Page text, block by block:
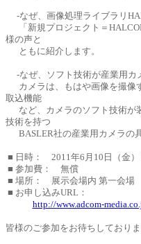
-なぜ、画像処理ライブラリ
「新規プロジェクト＝
様の声と
ともに紹介します。
-なぜ、ソフト技術が産業用カ
カメラは、もはや画像を撮像
取込機能
など、カメラのソフト技術が
技術を持つ
BASLER社の産業用カメラの
■ 日時： 2011年6月10日（金）
■ 参加費： 無償
■ 場所： 展示会場内 第一会
■ お申し込みURL：
http://www.adcom-
皆様のご参加をお待ちしておりま